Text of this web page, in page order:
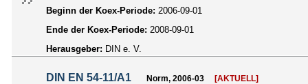
Beginn der Koex-Periode: 2006-09-01
Ende der Koex-Periode: 2008-09-01
Herausgeber: DIN e. V.
DIN EN 54-11/A1 Norm, 2006-03 [AKTUELL]